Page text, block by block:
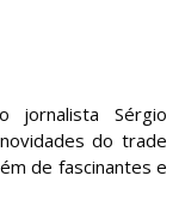
jornalista Sérgio
do trade
de fascinantes e